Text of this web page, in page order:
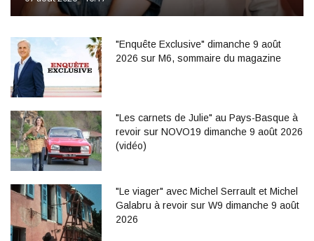
"Enquête Exclusive" dimanche 9 août
2026 sur M6, sommaire du magazine
"Les carnets de Julie" au Pays-Basque à
revoir sur NOVO19 dimanche 9 août 2026
(vidéo)
"Le viager" avec Michel Serrault et Michel
Galabru à revoir sur W9 dimanche 9 août
2026